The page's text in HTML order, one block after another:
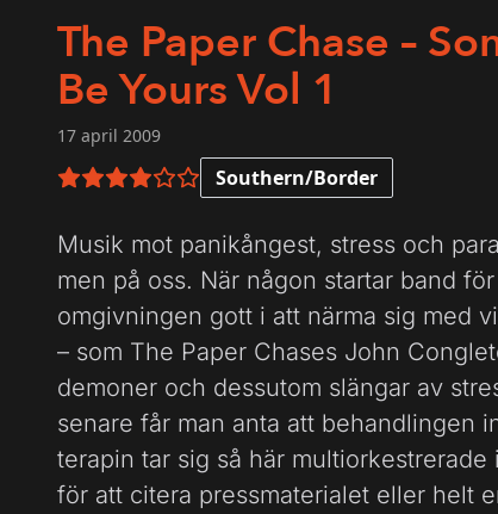
The Paper Chase –
Be Yours Vol 1
17 april 2009
4 av 6 i betyg Southern/Border
Musik mot panikångest, stress och
men på oss. När någon startar band
omgivningen gott i att närma sig med
– som The Paper Chases John
demoner och dessutom slängar av
senare får man anta att behandlingen
terapin tar sig så här
för att citera pressmaterialet eller helt